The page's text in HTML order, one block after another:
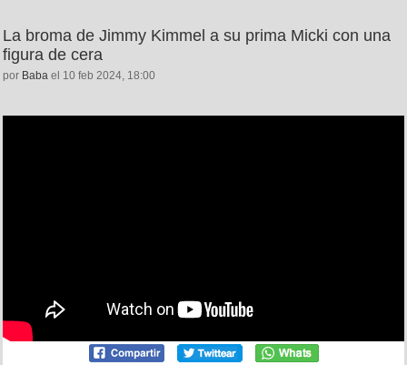
La broma de Jimmy Kimmel a su prima Micki con una
figura de cera
por Baba el 10 feb 2024, 18:00